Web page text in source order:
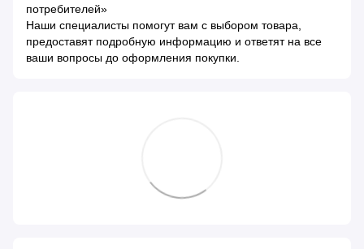
потребителей»
Наши специалисты помогут вам с выбором товара,
предоставят подробную информацию и ответят на все
ваши вопросы до оформления покупки.